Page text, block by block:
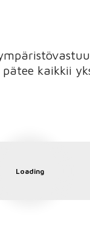
kaikkii
Loading